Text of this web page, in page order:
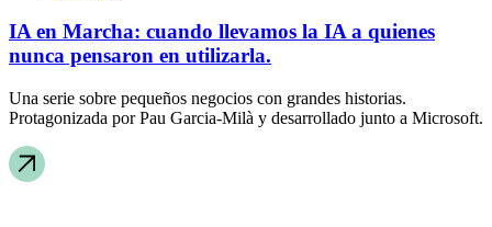
IA en Marcha: cuando llevamos la IA a quienes
nunca pensaron en utilizarla.
Una serie sobre pequeños negocios con grandes historias.
Protagonizada por Pau Garcia-Milà y desarrollado junto a Microsoft.